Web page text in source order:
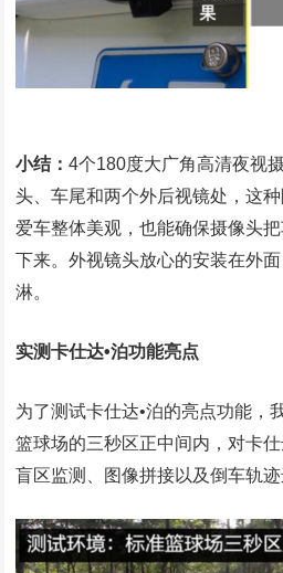
小结：4个180度大广角高清夜视
头、车尾和两个外后视镜处，这
爱车整体美观，也能确保摄像头
下来。外视镜头放心的安装在外
淋。
实测卡仕达•泊功能亮点
为了测试卡仕达•泊的亮点功能，
篮球场的三秒区正中间内，对卡
盲区监测、图像拼接以及倒车轨迹